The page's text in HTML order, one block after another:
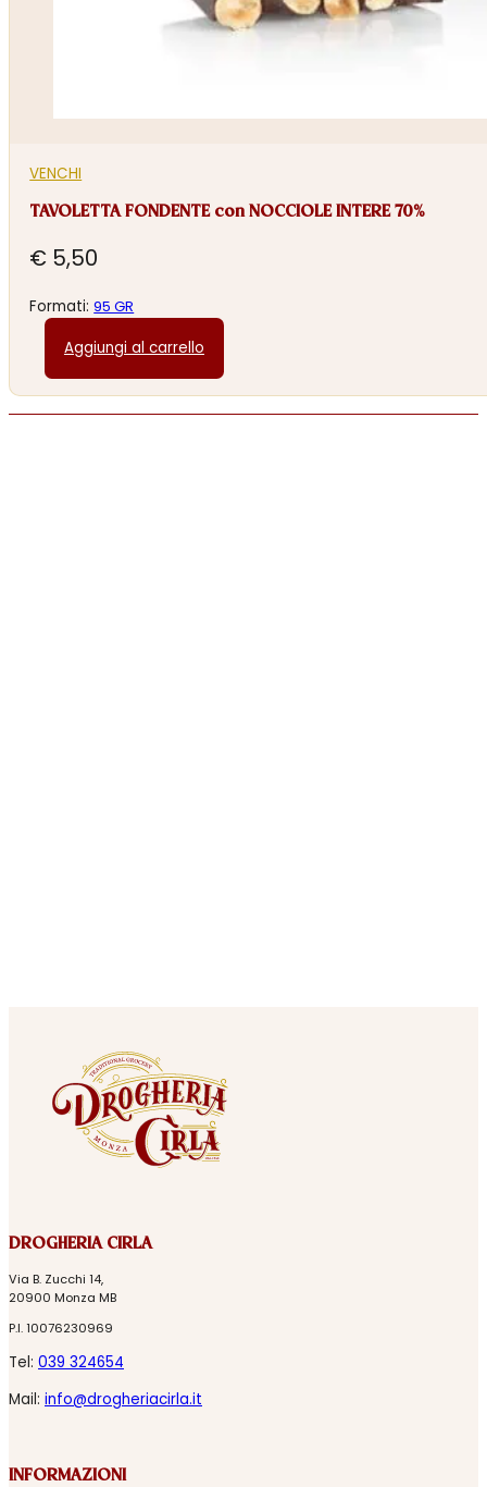
VENCHI
TAVOLETTA FONDENTE con NOCCIOLE INTERE 70%
€ 5,50
Formati:95 GR
Aggiungi al carrello
DROGHERIA CIRLA
Via B. Zucchi 14,
20900 Monza MB
P.I. 10076230969
Tel: 039 324654
Mail: info@drogheriacirla.it
INFORMAZIONI